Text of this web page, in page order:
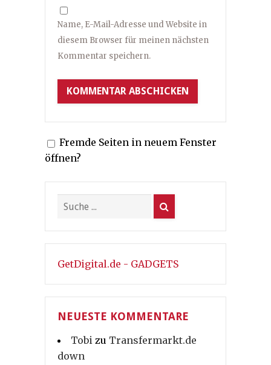
Name, E-Mail-Adresse und Website in
diesem Browser für meinen nächsten
Kommentar speichern.
Fremde Seiten in neuem Fenster
öffnen?
GetDigital.de - GADGETS
NEUESTE KOMMENTARE
Tobi zu Transfermarkt.de
down